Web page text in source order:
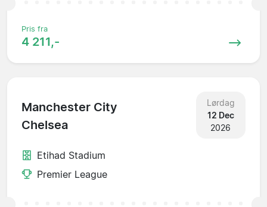
Pris fra
4 211,-
Manchester City
Chelsea
Lørdag
12 Dec
2026
Etihad Stadium
Premier League